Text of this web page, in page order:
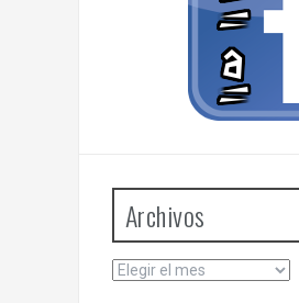
Archivos
Archivos